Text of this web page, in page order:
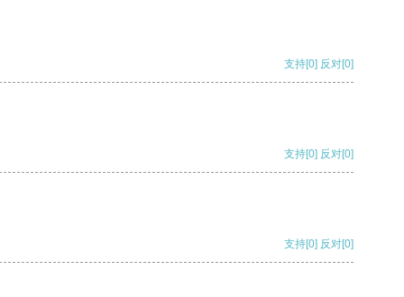
支持[0] 反对[0]
支持[0] 反对[0]
支持[0] 反对[0]